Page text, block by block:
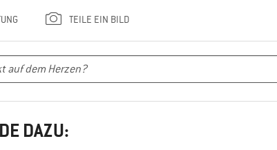
TEILE EIN BILD
DAZU: